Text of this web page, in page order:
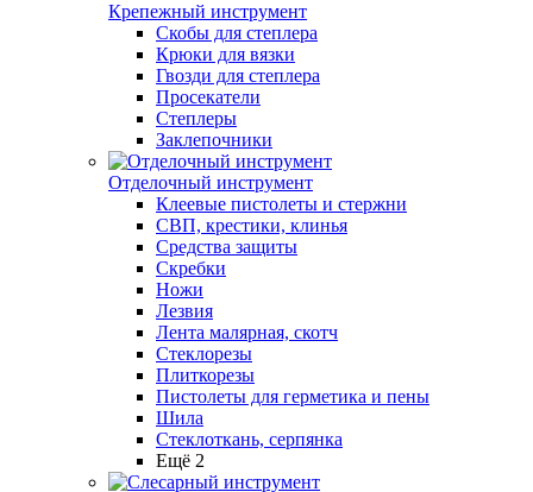
Крепежный инструмент
Скобы для степлера
Крюки для вязки
Гвозди для степлера
Просекатели
Степлеры
Заклепочники
Отделочный инструмент
Клеевые пистолеты и стержни
СВП, крестики, клинья
Средства защиты
Скребки
Ножи
Лезвия
Лента малярная, скотч
Стеклорезы
Плиткорезы
Пистолеты для герметика и пены
Шила
Стеклоткань, серпянка
Ещё 2